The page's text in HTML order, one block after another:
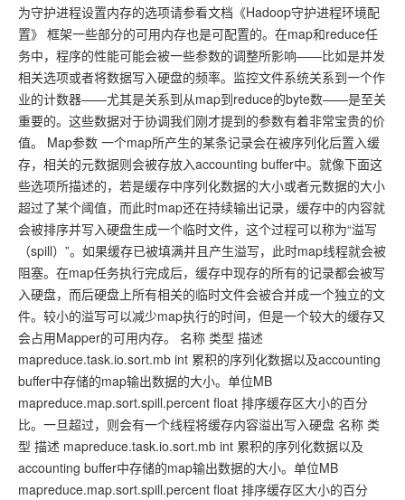
为守护进程设置内存的选项请参看文档《Hadoop守护进程环境配
置》 框架一些部分的可用内存也是可配置的。在map和reduce任
务中，程序的性能可能会被一些参数的调整所影响——比如是并发
相关选项或者将数据写入硬盘的频率。监控文件系统关系到一个作
业的计数器——尤其是关系到从map到reduce的byte数——是至关
重要的。这些数据对于协调我们刚才提到的参数有着非常宝贵的价
值。 Map参数 一个map所产生的某条记录会在被序列化后置入缓
存，相关的元数据则会被存放入accounting buffer中。就像下面这
些选项所描述的，若是缓存中序列化数据的大小或者元数据的大小
超过了某个阈值，而此时map还在持续输出记录，缓存中的内容就
会被排序并写入硬盘生成一个临时文件，这个过程可以称为“溢写
（spill）”。如果缓存已被填满并且产生溢写，此时map线程就会被
阻塞。在map任务执行完成后，缓存中现存的所有的记录都会被写
入硬盘，而后硬盘上所有相关的临时文件会被合并成一个独立的文
件。较小的溢写可以减少map执行的时间，但是一个较大的缓存又
会占用Mapper的可用内存。 名称 类型 描述
mapreduce.task.io.sort.mb int 累积的序列化数据以及accounting
buffer中存储的map输出数据的大小。单位MB
mapreduce.map.sort.spill.percent float 排序缓存区大小的百分
比。一旦超过，则会有一个线程将缓存内容溢出写入硬盘 名称 类
型 描述 mapreduce.task.io.sort.mb int 累积的序列化数据以及
accounting buffer中存储的map输出数据的大小。单位MB
mapreduce.map.sort.spill.percent float 排序缓存区大小的百分